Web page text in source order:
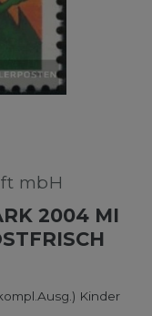
mbH
2004 MI
Kinder